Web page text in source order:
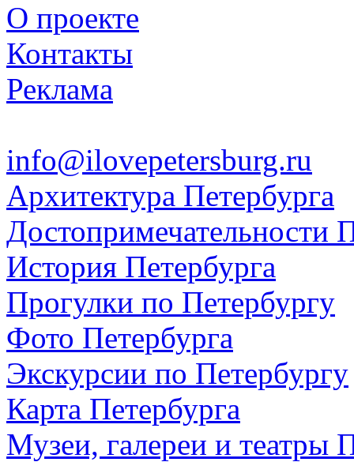
О проекте
Контакты
Реклама
info@ilovepetersburg.ru
Архитектура Петербурга
Достопримечательности
История Петербурга
Прогулки по Петербургу
Фото Петербурга
Экскурсии по Петербургу
Карта Петербурга
Музеи, галереи и театры